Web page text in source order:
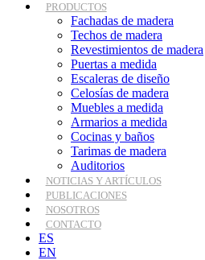
PRODUCTOS
Fachadas de madera
Techos de madera
Revestimientos de madera
Puertas a medida
Escaleras de diseño
Celosías de madera
Muebles a medida
Armarios a medida
Cocinas y baños
Tarimas de madera
Auditorios
NOTICIAS Y ARTÍCULOS
PUBLICACIONES
NOSOTROS
CONTACTO
ES
EN